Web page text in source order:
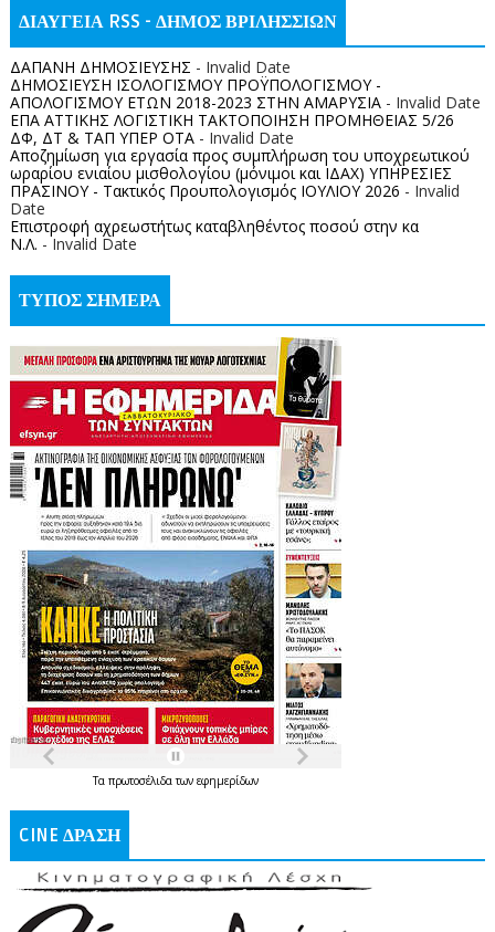
ΔΙΑΥΓΕΙΑ RSS - ΔΗΜΟΣ ΒΡΙΛΗΣΣΙΩΝ
ΔΑΠΑΝΗ ΔΗΜΟΣΙΕΥΣΗΣ - Invalid Date
ΔΗΜΟΣΙΕΥΣΗ ΙΣΟΛΟΓΙΣΜΟΥ ΠΡΟΫΠΟΛΟΓΙΣΜΟΥ -
ΑΠΟΛΟΓΙΣΜΟΥ ΕΤΩΝ 2018-2023 ΣΤΗΝ ΑΜΑΡΥΣΙΑ- Invalid Date
ΕΠΑ ΑΤΤΙΚΗΣ ΛΟΓΙΣΤΙΚΗ ΤΑΚΤΟΠΟΙΗΣΗ ΠΡΟΜΗΘΕΙΑΣ 5/26
ΔΦ, ΔΤ & ΤΑΠ ΥΠΕΡ ΟΤΑ- Invalid Date
Αποζημίωση για εργασία προς συμπλήρωση του υποχρεωτικού
ωραρίου ενιαίου μισθολογίου (μόνιμοι και ΙΔΑΧ) ΥΠΗΡΕΣΙΕΣ
ΠΡΑΣΙΝΟΥ - Τακτικός Προυπολογισμός ΙΟΥΛΙΟΥ 2026 - Invalid
Date
Επιστροφή αχρεωστήτως καταβληθέντος ποσoύ στην κα
Ν.Λ. - Invalid Date
ΤΥΠΟΣ ΣΗΜΕΡΑ
Τα πρωτοσέλιδατων εφημερίδων
CINE ΔΡΑΣΗ